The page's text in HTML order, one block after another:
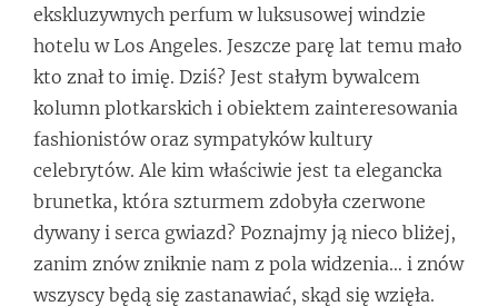
ekskluzywnych perfum w luksusowej windzie
hotelu w Los Angeles. Jeszcze parę lat temu mało
kto znał to imię. Dziś? Jest stałym bywalcem
kolumn plotkarskich i obiektem zainteresowania
fashionistów oraz sympatyków kultury
celebrytów. Ale kim właściwie jest ta elegancka
brunetka, która szturmem zdobyła czerwone
dywany i serca gwiazd? Poznajmy ją nieco bliżej,
zanim znów zniknie nam z pola widzenia… i znów
wszyscy będą się zastanawiać, skąd się wzięła.